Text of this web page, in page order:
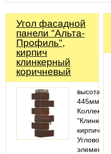
Угол фасадной
панели "Альта-
Профиль",
кирпич
клинкерный
коричневый
высота:
445мм
Коллекция
кирпич".
Угловой
элемент